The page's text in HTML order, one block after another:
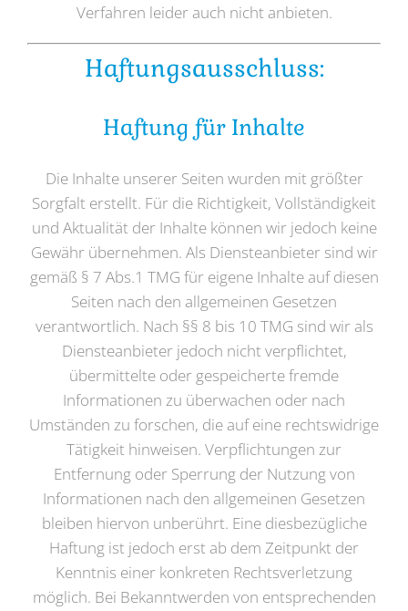
Verfahren leider auch nicht anbieten.
Haftungsausschluss:
Haftung für Inhalte
Die Inhalte unserer Seiten wurden mit größter
Sorgfalt erstellt. Für die Richtigkeit, Vollständigkeit
und Aktualität der Inhalte können wir jedoch keine
Gewähr übernehmen. Als Diensteanbieter sind wir
gemäß § 7 Abs.1 TMG für eigene Inhalte auf diesen
Seiten nach den allgemeinen Gesetzen
verantwortlich. Nach §§ 8 bis 10 TMG sind wir als
Diensteanbieter jedoch nicht verpflichtet,
übermittelte oder gespeicherte fremde
Informationen zu überwachen oder nach
Umständen zu forschen, die auf eine rechtswidrige
Tätigkeit hinweisen. Verpflichtungen zur
Entfernung oder Sperrung der Nutzung von
Informationen nach den allgemeinen Gesetzen
bleiben hiervon unberührt. Eine diesbezügliche
Haftung ist jedoch erst ab dem Zeitpunkt der
Kenntnis einer konkreten Rechtsverletzung
möglich. Bei Bekanntwerden von entsprechenden